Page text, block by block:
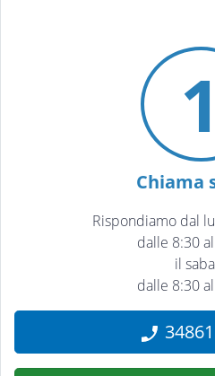
1
Chiama
Rispondiamo dal
dalle 8:30
il
dalle 8:30